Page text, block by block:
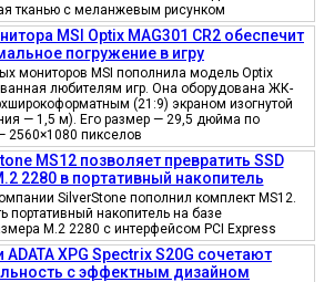
тканью с меланжевым рисунком
MSI Optix MAG301 CR2 обеспечит
погружение в игру
мониторов MSI пополнила модель Optix
любителям игр. Она оборудована ЖК-
(21:9) экраном изогнутой
— 1,5 м). Его размер — 29,5 дюйма по
2560×1080 пикселов
MS12 позволяет превратить SSD
2280 в портативный накопитель
SilverStone пополнил комплект MS12.
портативный накопитель на базе
M.2 2280 с интерфейсом PCI Express
ADATA XPG Spectrix S20G сочетают
с эффектным дизайном